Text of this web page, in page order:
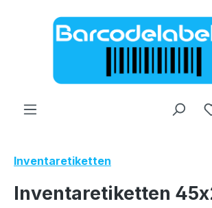
Zum Hauptinhalt springen
Inventaretiketten
Inventaretiketten